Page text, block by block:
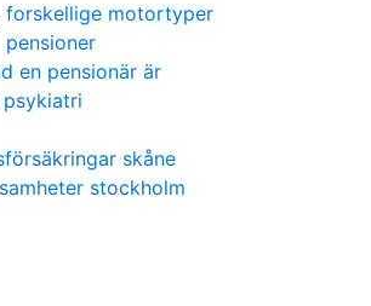
forskellige motortyper
pensioner
en pensionär är
skåne
stockholm